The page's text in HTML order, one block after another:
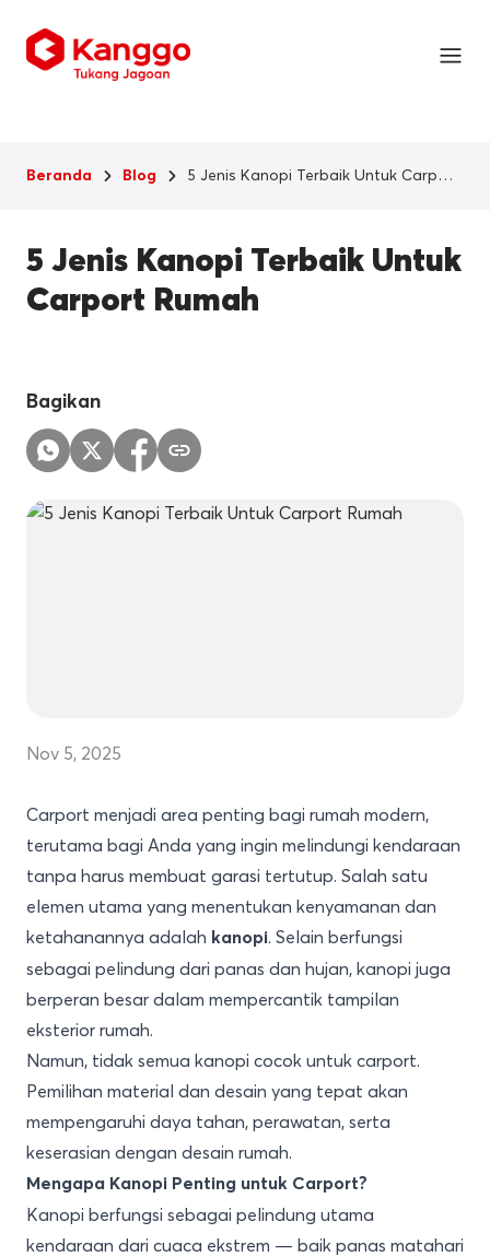
Beranda Blog
5 Jenis Kanopi Terbaik Untuk Carport
5 Jenis Kanopi Terbaik Untuk
Carport Rumah
Bagikan
Nov 5, 2025
Carport menjadi area penting bagi rumah modern,
terutama bagi Anda yang ingin melindungi kendaraan
tanpa harus membuat garasi tertutup. Salah satu
elemen utama yang menentukan kenyamanan dan
ketahanannya adalah kanopi. Selain berfungsi
sebagai pelindung dari panas dan hujan, kanopi juga
berperan besar dalam mempercantik tampilan
eksterior rumah.
Namun, tidak semua kanopi cocok untuk carport.
Pemilihan material dan desain yang tepat akan
mempengaruhi daya tahan, perawatan, serta
keserasian dengan desain rumah.
Mengapa Kanopi Penting untuk Carport?
Kanopi berfungsi sebagai pelindung utama
kendaraan dari cuaca ekstrem — baik panas matahari